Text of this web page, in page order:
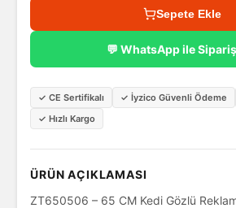
Sepete Ekle
💬 WhatsApp ile
✓ CE Sertifikalı ✓ İyzico Güvenli Ödeme
✓ Hızlı Kargo
ÜRÜN AÇIKLAMASI
ZT650506 – 65 CM Kedi Gözlü Reklam